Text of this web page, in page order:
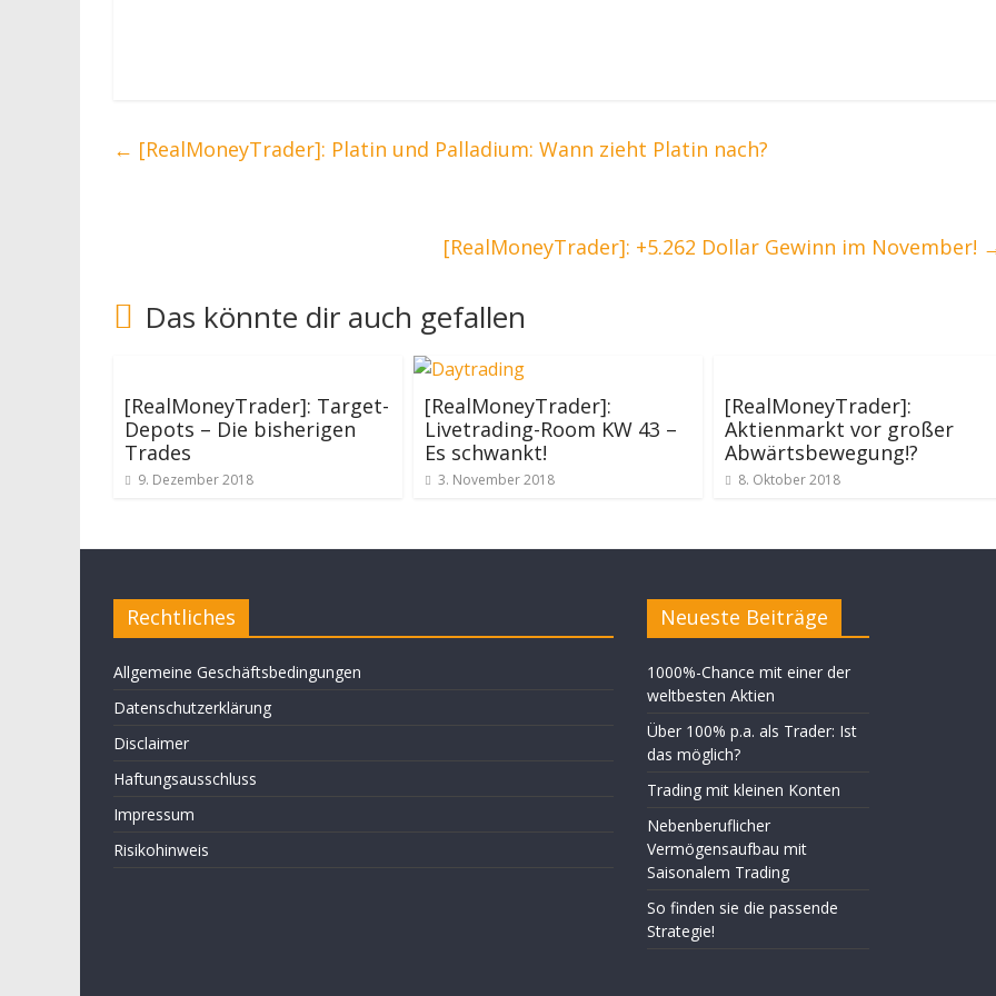
← [RealMoneyTrader]: Platin und Palladium: Wann zieht Platin nach?
[RealMoneyTrader]: +5.262 Dollar Gewinn im November!
Das könnte dir auch gefallen
[RealMoneyTrader]: Target-
Depots – Die bisherigen
Trades
9. Dezember 2018
[RealMoneyTrader]:
Livetrading-Room KW 43 –
Es schwankt!
3. November 2018
[RealMoneyTrader]:
Aktienmarkt vor großer
Abwärtsbewegung!?
8. Oktober 2018
Rechtliches
Allgemeine Geschäftsbedingungen
Datenschutzerklärung
Disclaimer
Haftungsausschluss
Impressum
Risikohinweis
Neueste Beiträge
1000%-Chance mit einer der
weltbesten Aktien
Über 100% p.a. als Trader: Ist
das möglich?
Trading mit kleinen Konten
Nebenberuflicher
Vermögensaufbau mit
Saisonalem Trading
So finden sie die passende
Strategie!